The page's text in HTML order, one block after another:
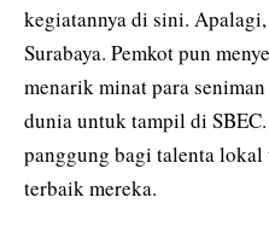
kegiatannya di sini.
Surabaya. Pemkot pun
menarik minat para
dunia untuk tampil di
panggung bagi talenta
terbaik mereka.